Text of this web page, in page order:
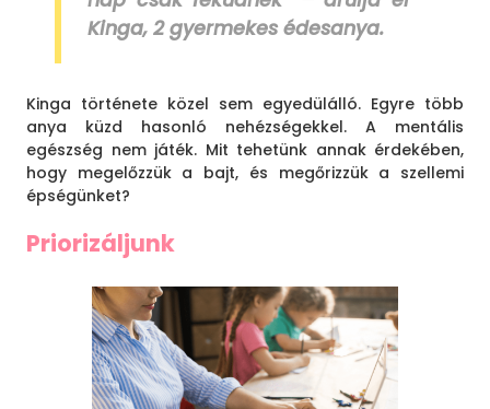
Kinga, 2 gyermekes édesanya.
Kinga története közel sem egyedülálló. Egyre több
anya küzd hasonló nehézségekkel. A mentális
egészség nem játék. Mit tehetünk annak érdekében,
hogy megelőzzük a bajt, és megőrizzük a szellemi
épségünket?
Priorizáljunk